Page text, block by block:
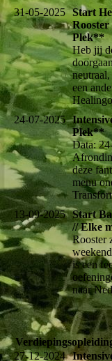
31-05-2025 Start
Plek**
Heb jij
een
24-07-2025
Plek**
Data:
deze
menu
13-09-2025 Start
// Elke
Rooster
is een
naar
27-12-2024